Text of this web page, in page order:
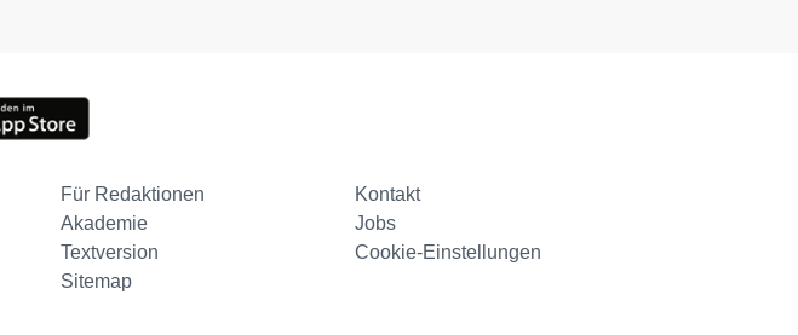
Für Redaktionen
Kontakt
Akademie
Jobs
Textversion
Cookie-Einstellungen
Sitemap